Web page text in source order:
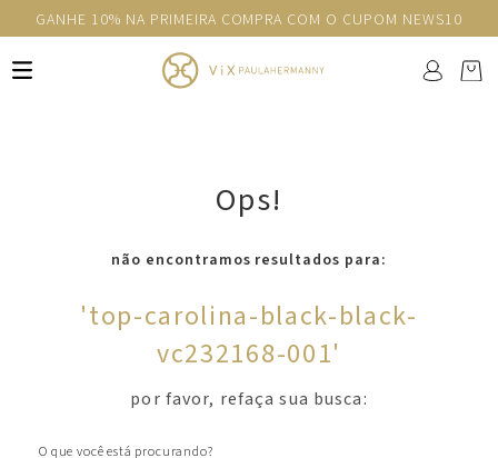
GANHE 10% NA PRIMEIRA COMPRA COM O CUPOM NEWS10
Ops!
não encontramos resultados para:
'top-carolina-black-black-
vc232168-001'
por favor, refaça sua busca: